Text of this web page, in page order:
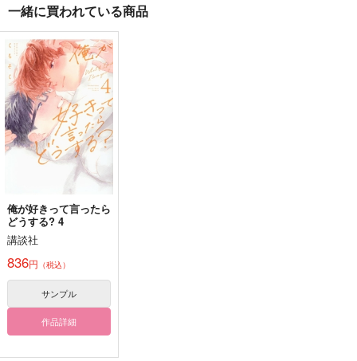
作品詳細
テルマエ・トリップ
akashic records
1,257 円（税込）
サンプル
おつまみ10点
屋号◯◯八
専売 629円（税込）
名探偵コナン
赤井秀一×降谷零
サンプル
一緒に買われている商品
俺が好きって言ったら
どうする? 4
講談社
836円 （税込）
サンプル
作品詳細